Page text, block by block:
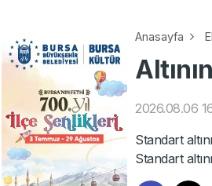
Anasayfa
2026.08.06
Standart
Standart